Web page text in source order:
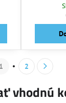
1 2
vhodnú